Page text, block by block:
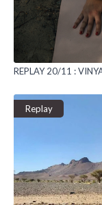
REPLAY 20/11 :
Replay